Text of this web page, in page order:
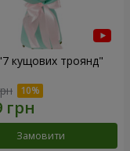
кущових троянд"
Замовити